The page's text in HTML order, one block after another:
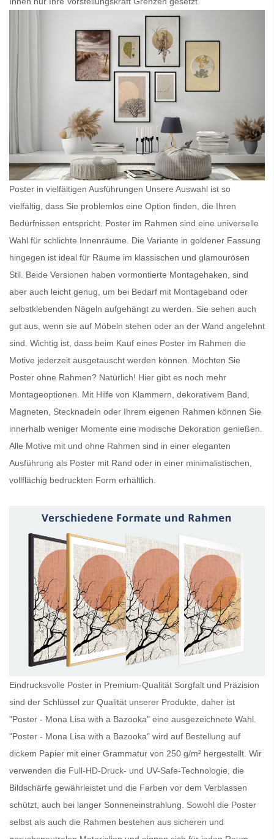
Poster in vielfältigen Ausführungen Unsere Auswahl ist so
vielfältig, dass Sie problemlos eine Option finden, die Ihren
Bedürfnissen entspricht. Poster im Rahmen sind eine universelle
Wahl für schlichte Innenräume. Die Variante in goldener Fassung
hingegen ist ideal für Räume im klassischen und glamourösen
Stil. Beide Versionen haben vormontierte Montagehaken, sind
aber auch leicht genug, um bei Bedarf mit Montageband oder
selbstklebenden Nägeln aufgehängt zu werden. Sie sehen auch
gut aus, wenn sie auf Möbeln stehen oder an der Wand angelehnt
sind. Wichtig ist, dass beim Kauf eines Poster im Rahmen die
Motive jederzeit ausgetauscht werden können. Möchten Sie
Poster ohne Rahmen? Natürlich! Hier gibt es noch mehr
Montageoptionen. Mit Hilfe von Klammern, dekorativem Band,
Magneten, Stecknadeln oder Ihrem eigenen Rahmen können Sie
innerhalb weniger Momente eine modische Dekoration genießen.
Alle Motive mit und ohne Rahmen sind in einer eleganten
Ausführung als Poster mit Rand oder in einer minimalistischen,
vollflächig bedruckten Form erhältlich.
Eindrucksvolle Poster in Premium-Qualität Sorgfalt und Präzision
sind der Schlüssel zur Qualität unserer Produkte, daher ist
"Poster - Mona Lisa with a Bazooka" eine ausgezeichnete Wahl.
"Poster - Mona Lisa with a Bazooka" wird auf Bestellung auf
dickem Papier mit einer Grammatur von 250 g/m² hergestellt. Wir
verwenden die Full-HD-Druck- und UV-Safe-Technologie, die
Bildschärfe gewährleistet und die Farben vor dem Verblassen
schützt, auch bei langer Sonneneinstrahlung. Sowohl die Poster
selbst als auch die Rahmen bestehen aus sicheren und